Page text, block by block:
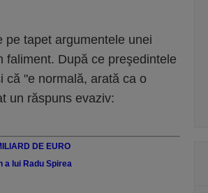
pe tapet argumentele unei
faliment. După ce preşedintele
că "e normală, arată ca o
un răspuns evaziv:
DE EURO
a lui Radu Spirea